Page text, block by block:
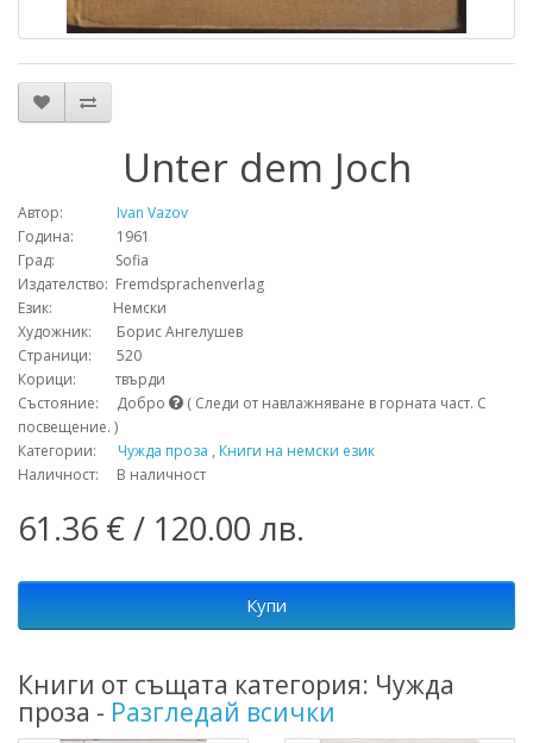
Unter dem Joch
Автор:
Ivan Vazov
Година: 1961
Град: Sofia
Издателство: Fremdsprachenverlag
Език: Немски
Художник: Борис Ангелушев
Страници: 520
Корици: твърди
Състояние: Добро
( Следи от навлажняване в горната част. С
посвещение. )
Категории: Чужда проза , Книги на немски език
Наличност: В наличност
61.36 € / 120.00 лв.
Купи
Книги от същата категория: Чужда
проза - Разгледай всички